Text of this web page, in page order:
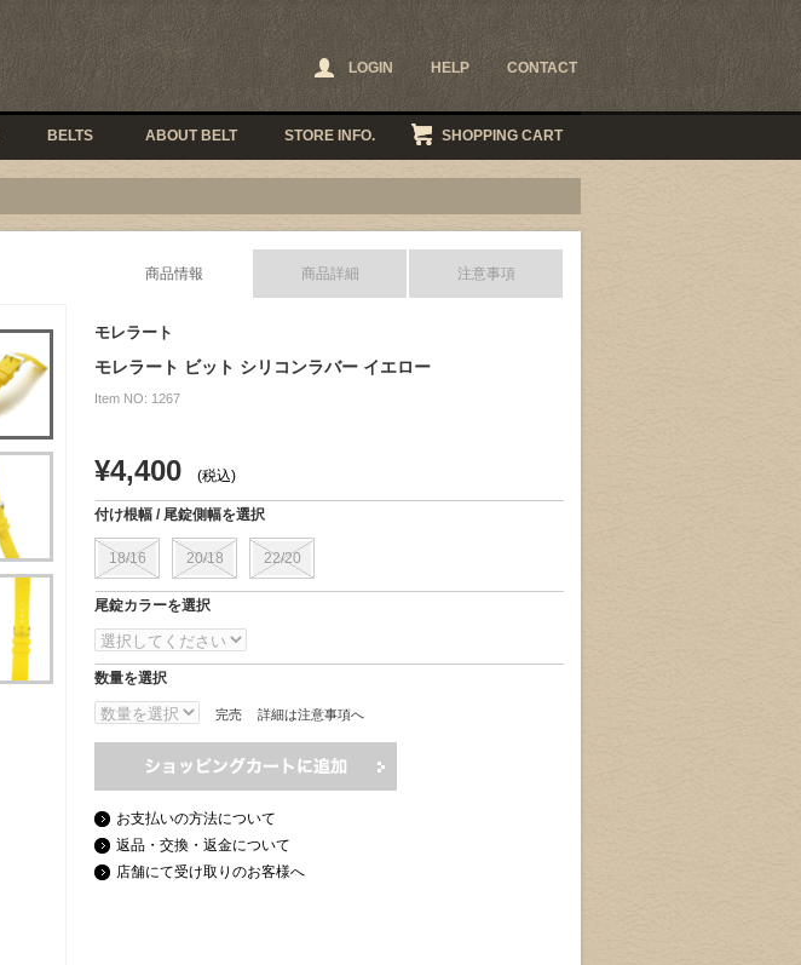
LOGIN HELP CONTACT
BELTS ABOUT BELT STORE INFO. SHOPPING CART
商品情報 商品詳細 注意事項
モレラート
モレラート ビット シリコンラバー イエロー
Item NO: 1267
¥4,400 (税込)
付け根幅 / 尾錠側幅を選択
18/16 20/18 22/20
尾錠カラーを選択
数量を選択
完売 詳細は注意事項へ
お支払いの方法について
返品・交換・返金について
店舗にて受け取りのお客様へ